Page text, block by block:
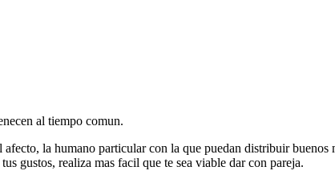
al tiempo comun.
la humano particular con la que puedan distribuir buenos
gustos, realiza mas facil que te sea viable dar con pareja.